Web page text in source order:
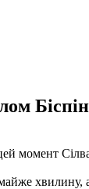
момент